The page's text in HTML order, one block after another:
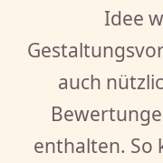
Idee
auch
enthalten. So